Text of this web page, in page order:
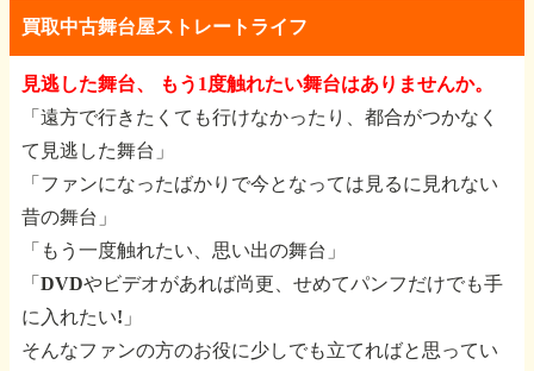
買取中古舞台屋ストレートライフ
見逃した舞台、 もう1度触れたい舞台はありませんか。
「遠方で行きたくても行けなかったり、都合がつかなく
て見逃した舞台」
「ファンになったばかりで今となっては見るに見れない
昔の舞台」
「もう一度触れたい、思い出の舞台」
「DVDやビデオがあれば尚更、せめてパンフだけでも手
に入れたい!」
そんなファンの方のお役に少しでも立てればと思ってい